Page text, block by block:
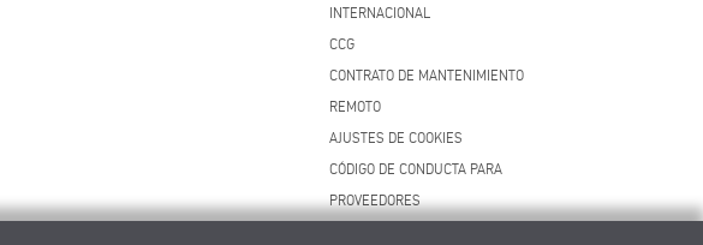
INTERNACIONAL
CCG
CONTRATO DE MANTENIMIENTO
REMOTO
AJUSTES DE COOKIES
CÓDIGO DE CONDUCTA PARA
PROVEEDORES